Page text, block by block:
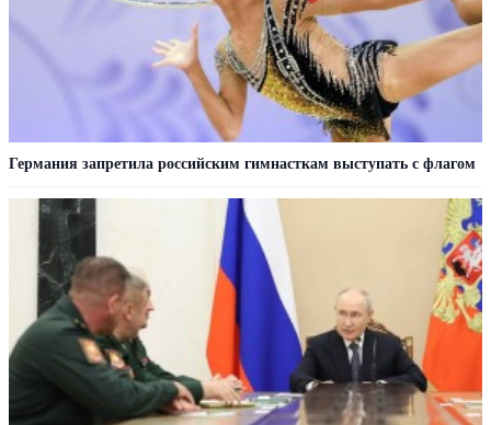
Германия запретила российским гимнасткам выступать с флагом